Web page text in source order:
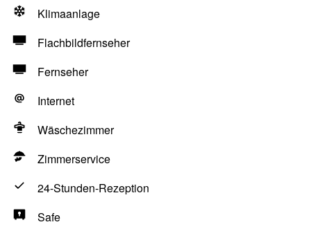
Klimaanlage
Flachbildfernseher
Fernseher
Internet
Wäschezimmer
Zimmerservice
24-Stunden-Rezeption
Safe